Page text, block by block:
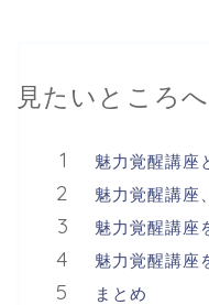
見たいところ
魅力覚醒講座
魅力覚醒講座
魅力覚醒講座
魅力覚醒講座
まとめ